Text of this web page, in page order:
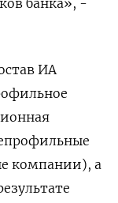
банка», -
ИА
компании), а